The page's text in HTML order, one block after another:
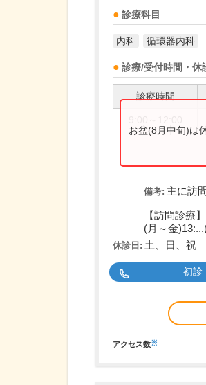
診療科目
内科 循環器内科
診療/受付時間・休
診療時間
お盆(8月中旬)は
備考: 主に訪
【訪問診療】
(月～金
休診日: 土、日、祝
初診
アクセス数※